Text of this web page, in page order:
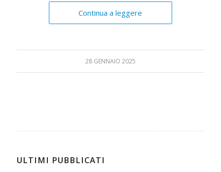
Continua a leggere
28 GENNAIO 2025
ULTIMI PUBBLICATI